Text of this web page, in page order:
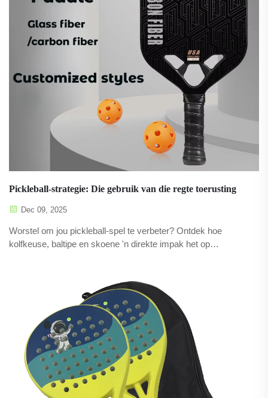
Pickleball-strategie: Die gebruik van die regte toerusting
Dec 09, 2025
Worstel om jou pickleball-spel te verbeter? Ontdek hoe
kolfkeuse, baltipe en skoene 'n direkte impak het op